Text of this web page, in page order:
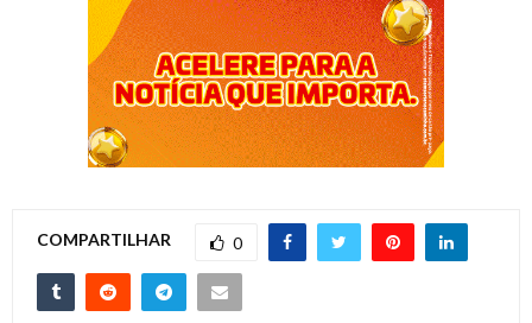
COMPARTILHAR 0